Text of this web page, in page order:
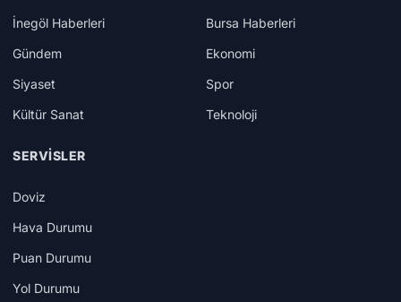
İnegöl Haberleri
Bursa Haberleri
Gündem
Ekonomi
Siyaset
Spor
Kültür Sanat
Teknoloji
SERVISLER
Doviz
Hava Durumu
Puan Durumu
Yol Durumu